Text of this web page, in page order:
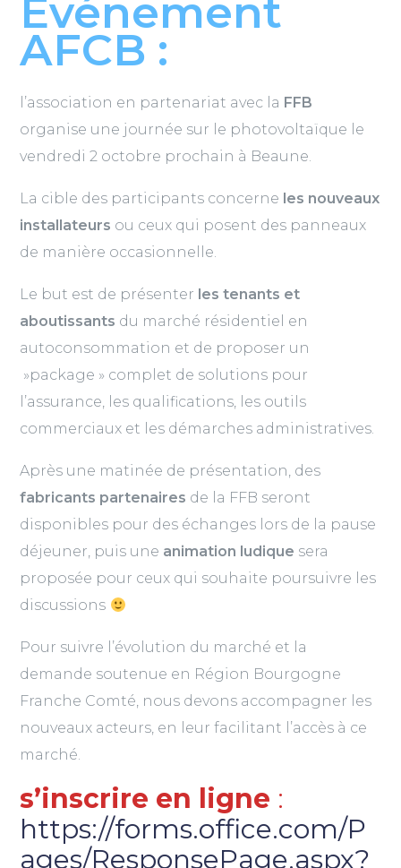
Evénement
AFCB :
l’association en partenariat avec la FFB
organise une journée sur le photovoltaïque le
vendredi 2 octobre prochain à Beaune.
La cible des participants concerne les nouveaux
installateurs ou ceux qui posent des panneaux
de manière occasionnelle.
Le but est de présenter les tenants et
aboutissants du marché résidentiel en
autoconsommation et de proposer un
»package » complet de solutions pour
l’assurance, les qualifications, les outils
commerciaux et les démarches administratives.
Après une matinée de présentation, des
fabricants partenaires de la FFB seront
disponibles pour des échanges lors de la pause
déjeuner, puis une animation ludique sera
proposée pour ceux qui souhaite poursuivre les
discussions
Pour suivre l’évolution du marché et la
demande soutenue en Région Bourgogne
Franche Comté, nous devons accompagner les
nouveaux acteurs, en leur facilitant l’accès à ce
marché.
s’inscrire en ligne :
https://forms.office.com/P
ages/ResponsePage.aspx?